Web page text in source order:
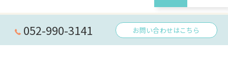
052-990-3141 お問い合わせはこちら
© 2026 愛知県名古屋のペットシッターなら名古屋ペットシッターサービス ALL RIGHTS
RESERVED.